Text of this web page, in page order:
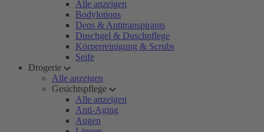
Alle anzeigen
Bodylotions
Deos & Antitranspirants
Duschgel & Duschpflege
Körperreinigung & Scrubs
Seife
Drogerie
Alle anzeigen
Gesichtspflege
Alle anzeigen
Anti-Aging
Augen